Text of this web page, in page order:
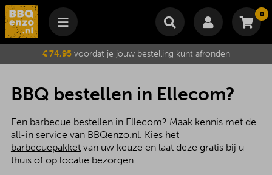
0
Winkelmand
Je winkelwagen is momenteel leeg.
Subtotaal €
Wijzig winkelmand
€ 74,95voordat je jouw bestelling kunt afronden
BBQ bestellen in Ellecom?
Een barbecue bestellen in Ellecom? Maak kennis met de
all-in service van BBQenzo.nl. Kies het
barbecuepakketvan uw keuze en laat deze gratis bij u
thuis of op locatie bezorgen.